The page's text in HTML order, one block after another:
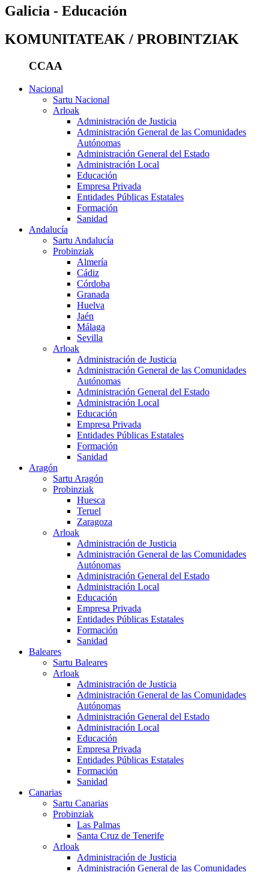
Galicia - Educación
KOMUNITATEAK / PROBINTZIAK
CCAA
Nacional
Sartu Nacional
Arloak
Administración de Justicia
Administración General de las Comunidades
Autónomas
Administración General del Estado
Administración Local
Educación
Empresa Privada
Entidades Públicas Estatales
Formación
Sanidad
Andalucía
Sartu Andalucía
Probinziak
Almería
Cádiz
Córdoba
Granada
Huelva
Jaén
Málaga
Sevilla
Arloak
Administración de Justicia
Administración General de las Comunidades
Autónomas
Administración General del Estado
Administración Local
Educación
Empresa Privada
Entidades Públicas Estatales
Formación
Sanidad
Aragón
Sartu Aragón
Probinziak
Huesca
Teruel
Zaragoza
Arloak
Administración de Justicia
Administración General de las Comunidades
Autónomas
Administración General del Estado
Administración Local
Educación
Empresa Privada
Entidades Públicas Estatales
Formación
Sanidad
Baleares
Sartu Baleares
Arloak
Administración de Justicia
Administración General de las Comunidades
Autónomas
Administración General del Estado
Administración Local
Educación
Empresa Privada
Entidades Públicas Estatales
Formación
Sanidad
Canarias
Sartu Canarias
Probinziak
Las Palmas
Santa Cruz de Tenerife
Arloak
Administración de Justicia
Administración General de las Comunidades